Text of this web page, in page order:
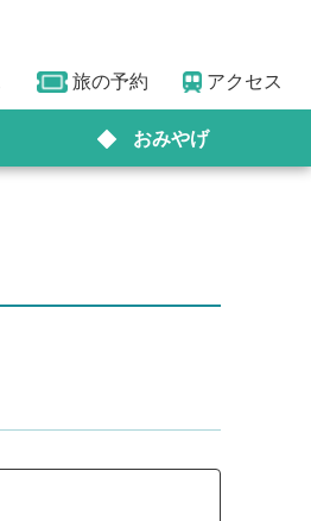
旅の予約 アクセス
おみやげ